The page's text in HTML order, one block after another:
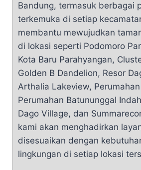
Bandung, termasuk berbagai
terkemuka di setiap
membantu mewujudkan
di lokasi seperti Podomoro
Kota Baru Parahyangan,
Golden B Dandelion, Resor
Arthalia Lakeview,
Perumahan Batununggal
Dago Village, dan
kami akan menghadirkan
disesuaikan dengan
lingkungan di setiap lokasi